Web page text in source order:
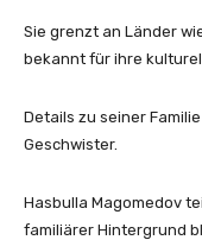
Sie grenzt an Länder
bekannt für ihre
Details zu seiner
Geschwister.
Hasbulla Magomedov
familiärer Hintergrund